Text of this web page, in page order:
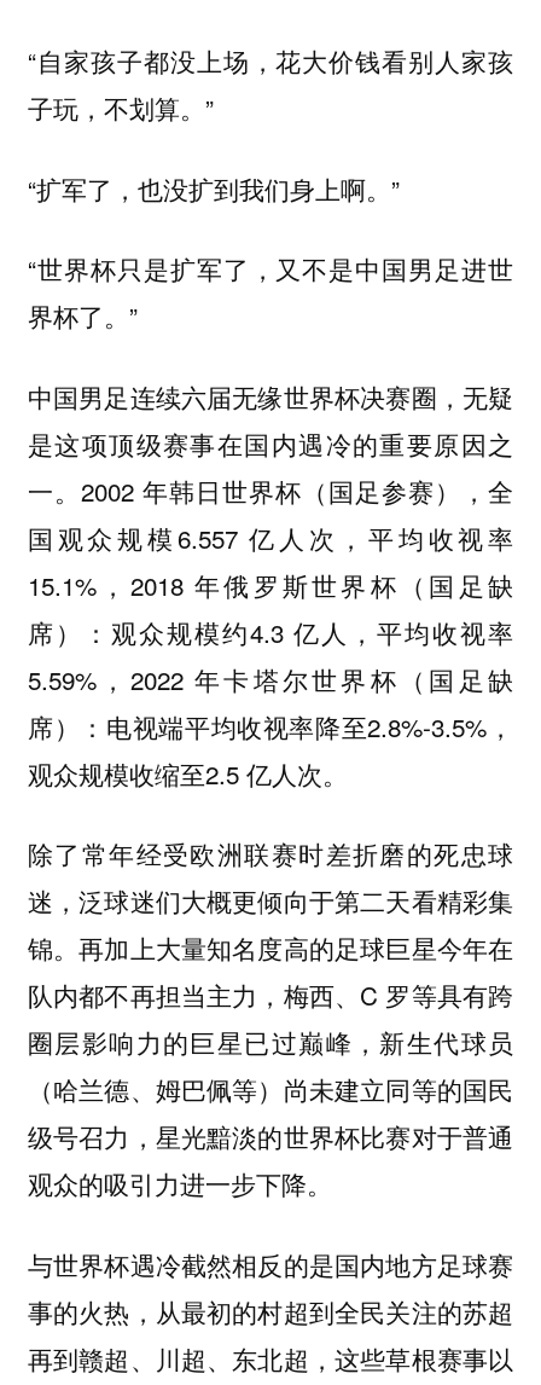
“自家孩子都没上场，花大价钱看别人家孩
子玩，不划算。”
“扩军了，也没扩到我们身上啊。”
“世界杯只是扩军了，又不是中国男足进世
界杯了。”
中国男足连续六届无缘世界杯决赛圈，无疑
是这项顶级赛事在国内遇冷的重要原因之
一。2002 年韩日世界杯（国足参赛），全
国观众规模6.557 亿人次，平均收视率
15.1%，2018 年俄罗斯世界杯（国足缺
席）：观众规模约4.3 亿人，平均收视率
5.59%，2022 年卡塔尔世界杯（国足缺
席）：电视端平均收视率降至2.8%-3.5%，
观众规模收缩至2.5 亿人次。
除了常年经受欧洲联赛时差折磨的死忠球
迷，泛球迷们大概更倾向于第二天看精彩集
锦。再加上大量知名度高的足球巨星今年在
队内都不再担当主力，梅西、C 罗等具有跨
圈层影响力的巨星已过巅峰，新生代球员
（哈兰德、姆巴佩等）尚未建立同等的国民
级号召力，星光黯淡的世界杯比赛对于普通
观众的吸引力进一步下降。
与世界杯遇冷截然相反的是国内地方足球赛
事的火热，从最初的村超到全民关注的苏超
再到赣超、川超、东北超，这些草根赛事以